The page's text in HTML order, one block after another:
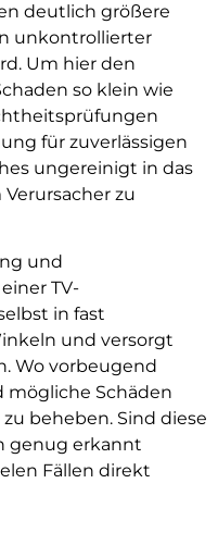
deutlich größere
unkontrollierter
Um hier den
so klein wie
für zuverlässigen
ungereinigt in das
zu
und
TV-
in fast
und versorgt
Wo vorbeugend
mögliche Schäden
beheben. Sind diese
genug erkannt
Fällen direkt